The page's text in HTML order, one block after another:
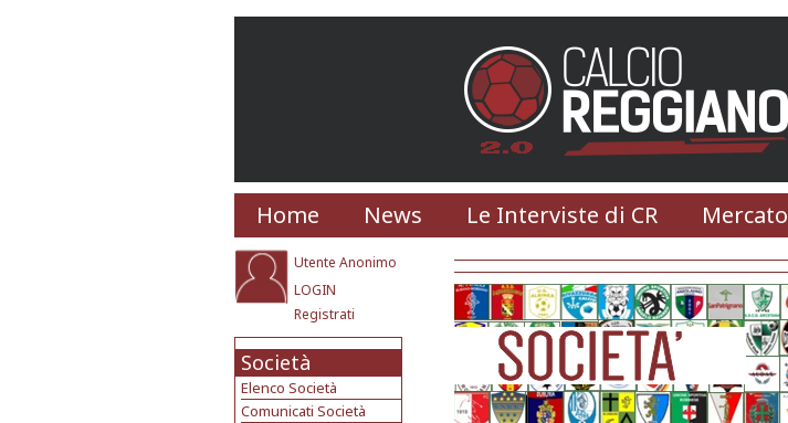
Home News Le Interviste di CR Mercato
Utente Anonimo
LOGIN
Registrati
Società
Elenco Società
Comunicati Società